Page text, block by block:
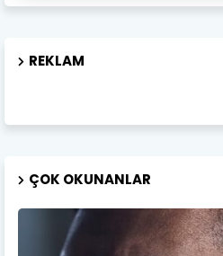
REKLAM
ÇOK OKUNANLAR